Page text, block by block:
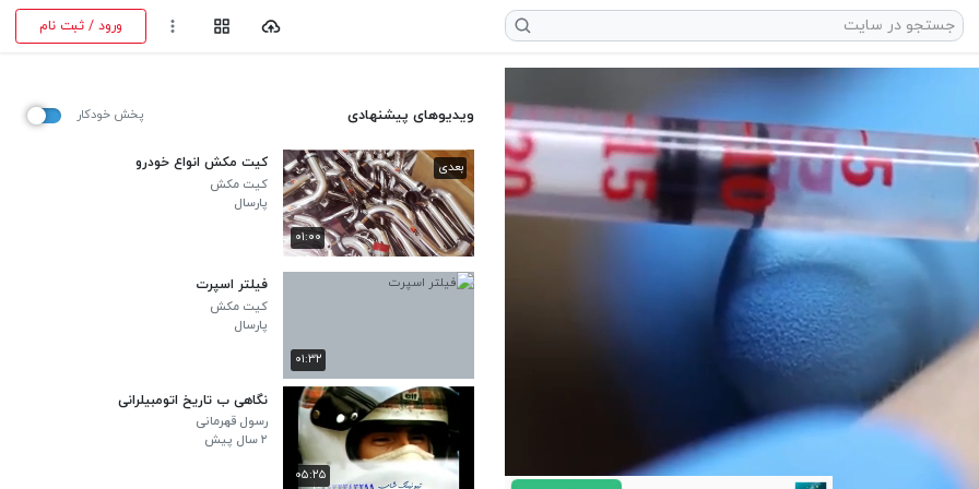
ورود / ثبت نام
ویدیوهای پیشنهادی پخش خودکار
۰۱:۰۰
بعدی کیت مکش انواع خودرو
کیت مکش
پارسال
۰۱:۳۲
فیلتر اسپرت
کیت مکش
پارسال
۰۵:۲۵
نگاهی ب تاریخ اتومبیلرانی
رسول قهرمانی
۲ سال پیش